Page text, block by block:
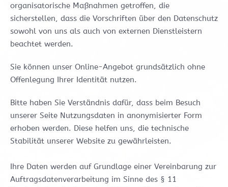
organisatorische Maßnahmen getroffen, die
sicherstellen, dass die Vorschriften über den Datenschutz
sowohl von uns als auch von externen Dienstleistern
beachtet werden.
Sie können unser Online-Angebot grundsätzlich ohne
Offenlegung Ihrer Identität nutzen.
Bitte haben Sie Verständnis dafür, dass beim Besuch
unserer Seite Nutzungsdaten in anonymisierter Form
erhoben werden. Diese helfen uns, die technische
Stabilität unserer Website zu gewährleisten.
Ihre Daten werden auf Grundlage einer Vereinbarung zur
Auftragsdatenverarbeitung im Sinne des § 11